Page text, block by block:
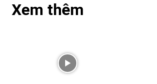
Xem thêm